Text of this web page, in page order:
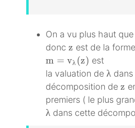
On a vu plus haut que
donc z
z est de la forme
m = v_\lambda(z)
m = vλ (z) est
la valuation de λ dans
décomposition de z
z
premiers ( le plus
\lambda
λ dans cette